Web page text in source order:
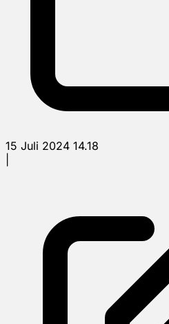
15 Juli 2024 14.18